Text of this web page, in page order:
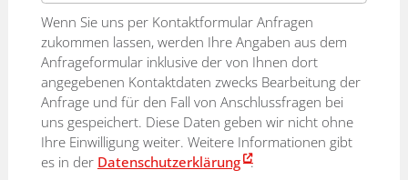
Wenn Sie uns per Kontaktformular Anfragen
zukommen lassen, werden Ihre Angaben aus dem
Anfrageformular inklusive der von Ihnen dort
angegebenen Kontaktdaten zwecks Bearbeitung der
Anfrage und für den Fall von Anschlussfragen bei
uns gespeichert. Diese Daten geben wir nicht ohne
Ihre Einwilligung weiter. Weitere Informationen gibt
es in der Datenschutzerklärung .